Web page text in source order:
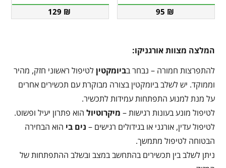
95 ₪
129 ₪
המלצה מצוות אורגניקו:
להתפרצות חמורה – נבחר בביומקטיןלטיפול ראשוני חזק, מהיר
וממוקד. יש לשלב ביומקטין בצורה מבוקרת עם תכשירים אחרים
על מנת למנוע התפתחות עמידות לתכשיר.
לטיפול מונע בעונות רגישות – מיקרוטיול הוא פתרון יעיל ופשוט.
לטיפול עדין, אורגני או בגידולים רגישים – נים בי הוא הבחירה
הבטוחה לטיפול מתמשך.
ניתן לשלב בין תכשירים בהתחשב במצב ובשלב ההתפתחות של